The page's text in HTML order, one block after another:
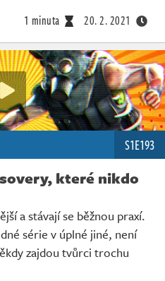
1 minuta 20. 2. 2021
S1E193
které nikdo
a stávají se běžnou praxí.
série v úplné jiné, není
zajdou tvůrci trochu